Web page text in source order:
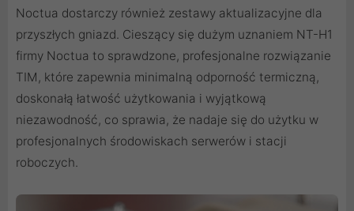
Noctua dostarczy również zestawy aktualizacyjne dla
przyszłych gniazd. Cieszący się dużym uznaniem NT-H1
firmy Noctua to sprawdzone, profesjonalne rozwiązanie
TIM, które zapewnia minimalną odporność termiczną,
doskonałą łatwość użytkowania i wyjątkową
niezawodność, co sprawia, że ​​nadaje się do użytku w
profesjonalnych środowiskach serwerów i stacji
roboczych.